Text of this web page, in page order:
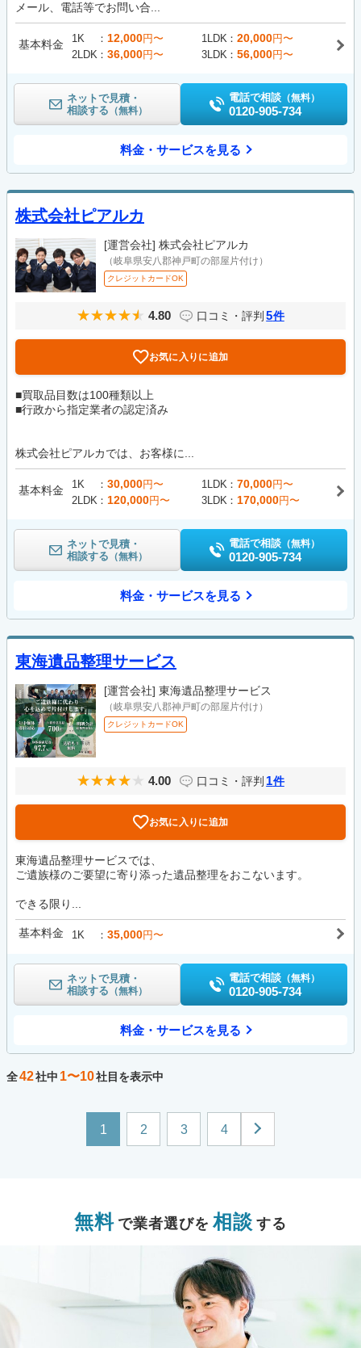
メール、電話等でお問い合...
基本料金 1K 12,000円〜 1LDK 20,000円〜
2LDK
36,000円〜 3LDK 56,000円〜
ネットで見積・
相談する （無料）
電話で相談 （無料）
0120-905-734
料金・サービスを見る
株式会社ピアルカ
[運営会社] 株式会社ピアルカ
（岐阜県安八郡神戸町の部屋片付け）
クレジットカードOK
4.80 口コミ・評判 5件
お気に入りに追加
■買取品目数は100種類以上
■行政から指定業者の認定済み
株式会社ピアルカでは、お客様に...
基本料金 1K 30,000円〜 1LDK 70,000円〜
2LDK
120,000円〜 3LDK 170,000円〜
ネットで見積・
相談する （無料）
電話で相談 （無料）
0120-905-734
料金・サービスを見る
東海遺品整理サービス
[運営会社] 東海遺品整理サービス
（岐阜県安八郡神戸町の部屋片付け）
クレジットカードOK
4.00 口コミ・評判 1件
お気に入りに追加
東海遺品整理サービスでは、
ご遺族様のご要望に寄り添った遺品整理をおこないます。
できる限り...
基本料金 1K 35,000円〜
ネットで見積・
相談する （無料）
電話で相談 （無料）
0120-905-734
料金・サービスを見る
全42社中 1〜10社目を表示中
1 2 3 4
無料 で業者選びを 相談 する